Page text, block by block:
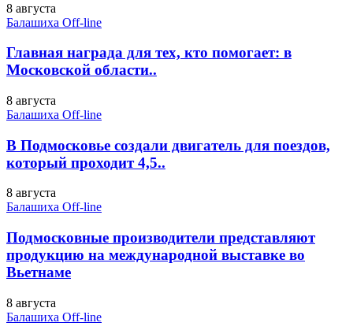
8 августа
Балашиха Off-line
Главная награда для тех, кто помогает: в
Московской области..
8 августа
Балашиха Off-line
В Подмосковье создали двигатель для поездов,
который проходит 4,5..
8 августа
Балашиха Off-line
Подмосковные производители представляют
продукцию на международной выставке во
Вьетнаме
8 августа
Балашиха Off-line